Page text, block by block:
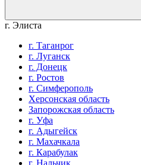
г. Элиста
г. Таганрог
г. Луганск
г. Донецк
г. Ростов
г. Симферополь
Херсонская область
Запорожская область
г. Уфа
г. Адыгейск
г. Махачкала
г. Карабулак
г. Нальчик